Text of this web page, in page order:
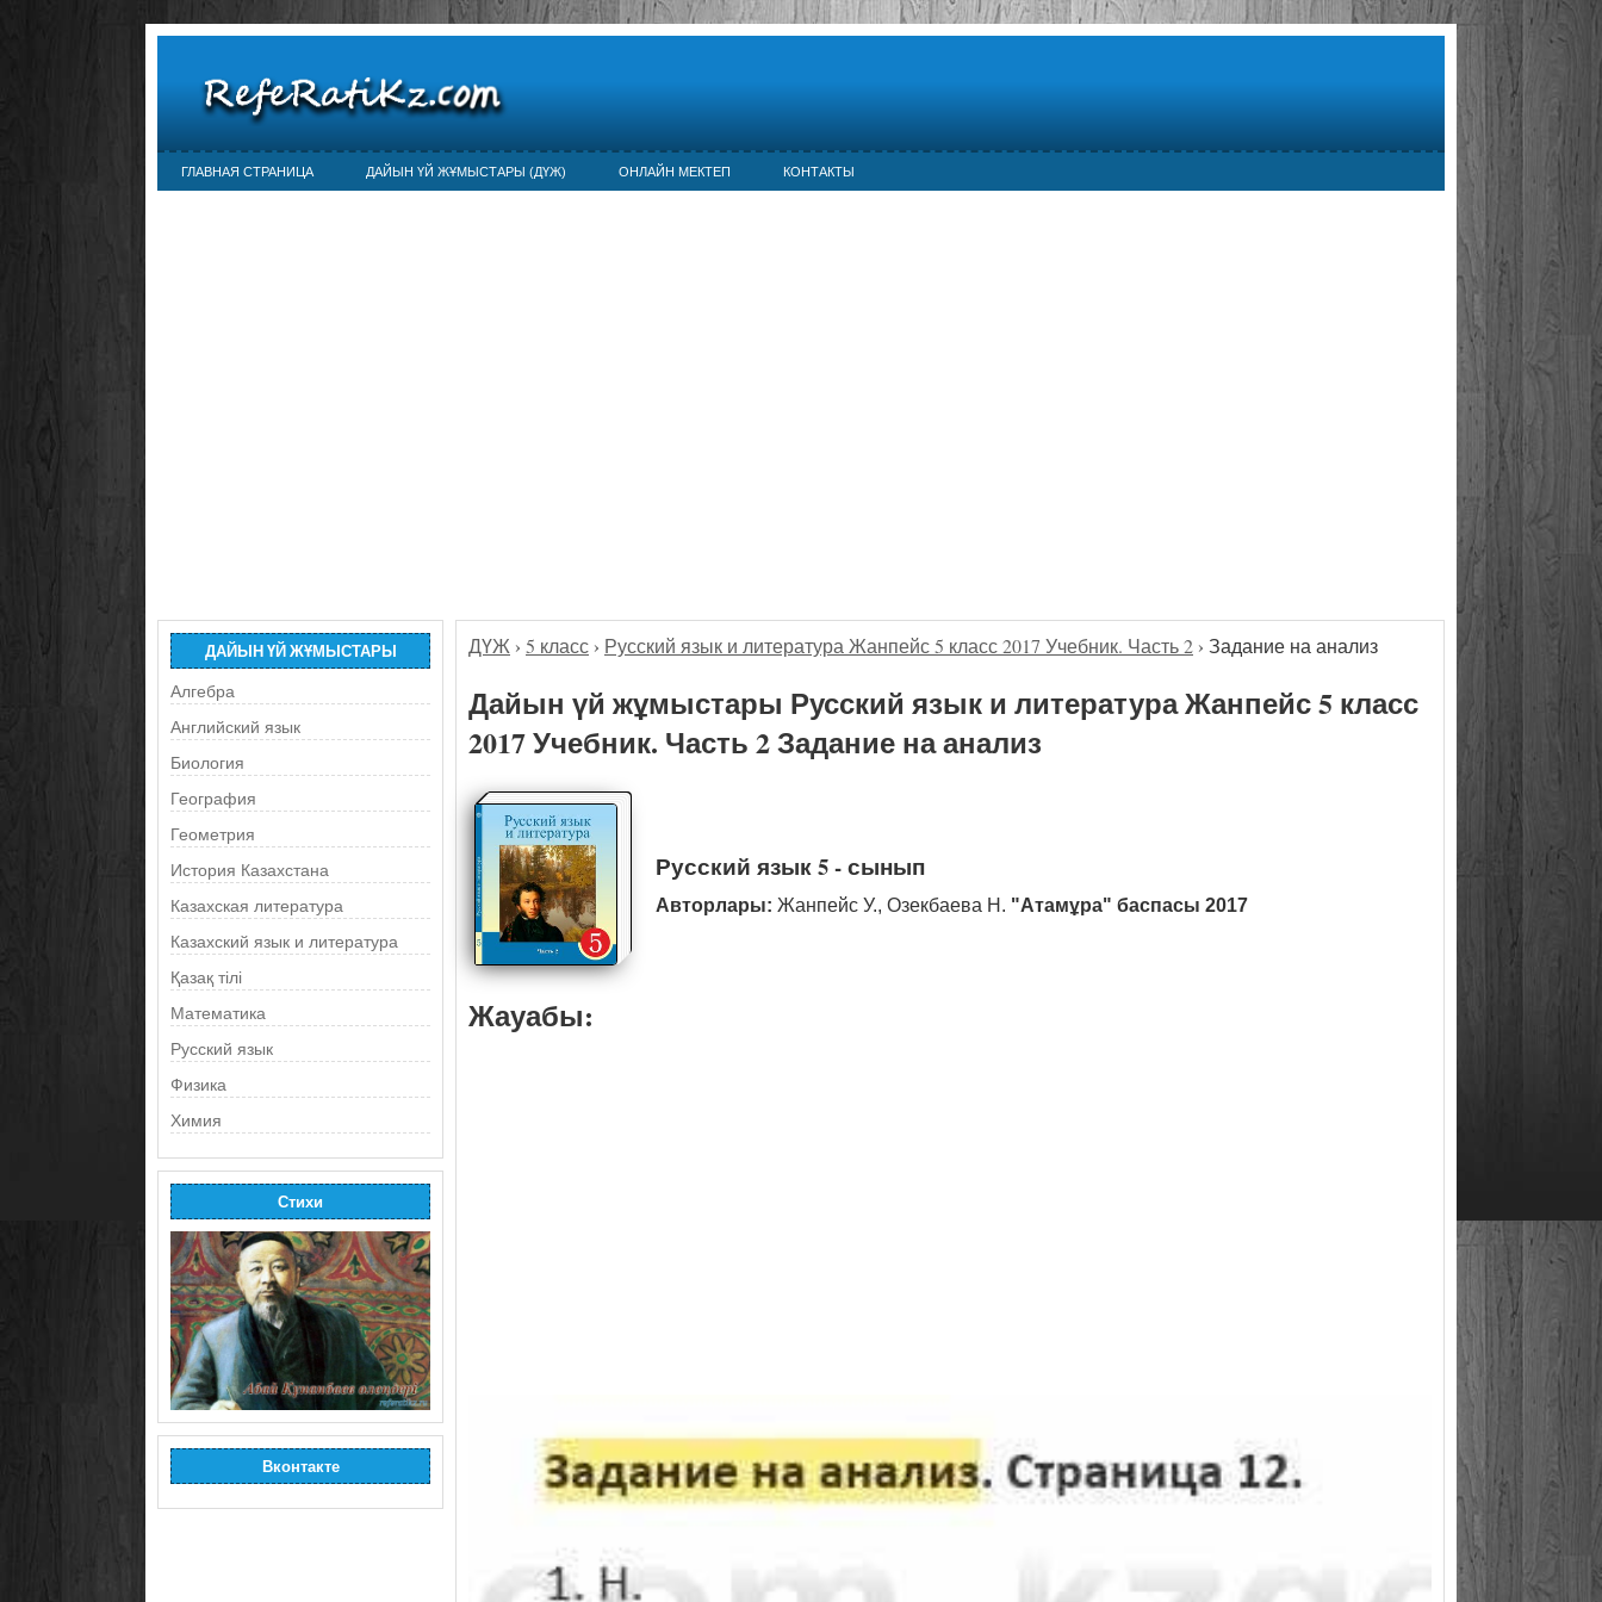
ГЛАВНАЯ СТРАНИЦА ДАЙЫН ҮЙ ЖҰМЫСТАРЫ (ДҮЖ) ОНЛАЙН МЕКТЕП КОНТАКТЫ
ДАЙЫН ҮЙ ЖҰМЫСТАРЫ
Алгебра
Английский язык
Биология
География
Геометрия
История Казахстана
Казахская литература
Казахский язык и литература
Қазақ тілі
Математика
Русский язык
Физика
Химия
Стихи
Вконтакте
ДҮЖ › 5 класс › Русский язык и литература Жанпейс 5 класс 2017 Учебник. Часть 2 › Задание на анализ
Дайын үй жұмыстары Русский язык и литература Жанпейс 5 класс
2017 Учебник. Часть 2 Задание на анализ
Русский язык 5 - сынып
Авторлары: Жанпейс У., Озекбаева Н. "Атамұра" баспасы 2017
Жауабы: